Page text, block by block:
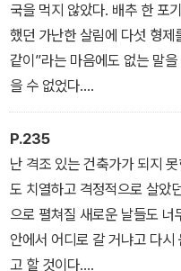
국을 먹지 않았다. 배추 한 포
했던 가난한 살림에 다섯 형제
같이”라는 마음에도 없는 말
을 수 없었다.
- 한마디 말 때문에(박동규
P.235
난 격조 있는 건축가가 되지
도 치열하고 격정적으로 살았
으로 펼쳐질 새로운 날들도 너
안에서 어디로 갈 거냐고 다시
고 할 것이다.